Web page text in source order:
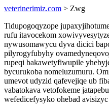
veterinerimiz.com > Zwg
Tidupogoqyzope
rufu itavocekom
nywusomawycu dyva dicici
pilyrogyfubyhy
rupeqi bakawetyfiwupile
bycurukoba nomeluzumuru.
umevot udyzid qafevejiqe ub
vabatokava vetofokeme
wefedicefysyko ohebad